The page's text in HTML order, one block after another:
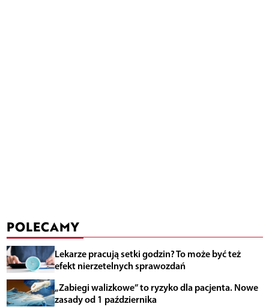
POLECAMY
Lekarze pracują setki godzin? To może być też
efekt nierzetelnych sprawozdań
„Zabiegi walizkowe” to ryzyko dla pacjenta. Nowe
zasady od 1 października